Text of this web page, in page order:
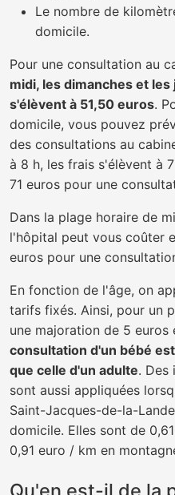
Le nombre de
domicile.
Pour une consultation au
midi, les dimanches et
s'élèvent à 51,50 euros.
domicile, vous pouvez
des consultations au
à 8 h, les frais s'élèvent à
71 euros pour une
Dans la plage horaire de
l'hôpital peut vous coûter
euros pour une
En fonction de l'âge, on
tarifs fixés. Ainsi, pour un
une majoration de 5 euros
consultation d'un bébé
que celle d'un adulte. Des
sont aussi appliquées
Saint-Jacques-de-la-
domicile. Elles sont de
0,91 euro / km en